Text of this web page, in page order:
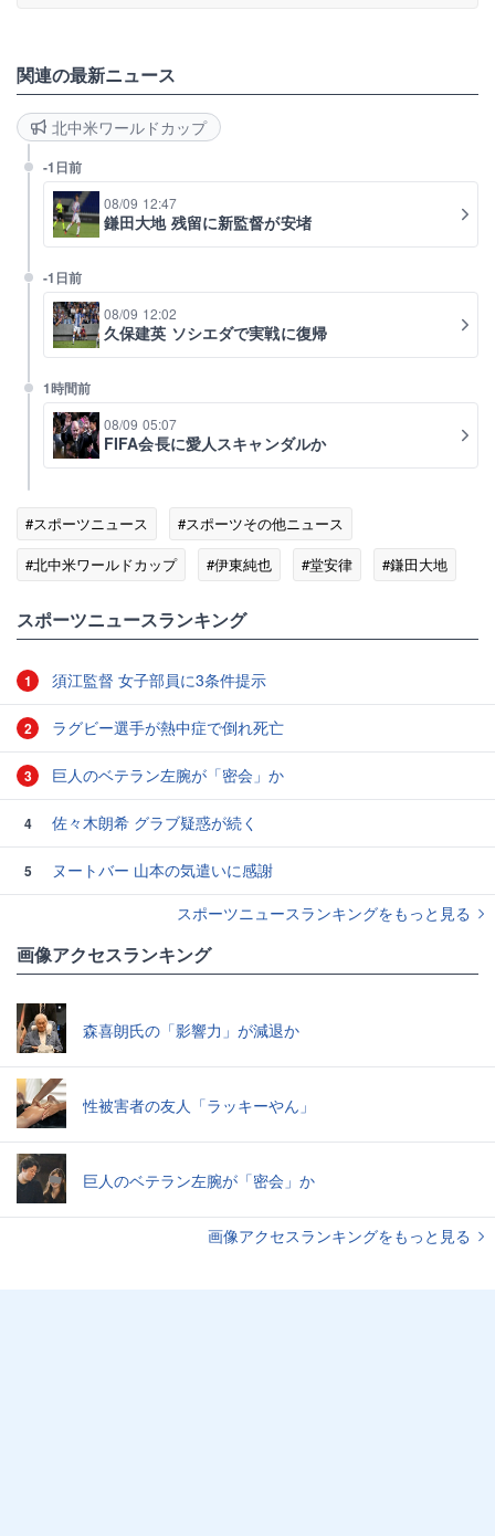
関連の最新ニュース
北中米ワールドカップ
-1日前
08/09 12:47
鎌田大地 残留に新監督が安堵
-1日前
08/09 12:02
久保建英 ソシエダで実戦に復帰
1時間前
08/09 05:07
FIFA会長に愛人スキャンダルか
#スポーツニュース
#スポーツその他ニュース
#北中米ワールドカップ
#伊東純也 #堂安律
#鎌田大地
スポーツニュースランキング
1 須江監督 女子部員に3条件提示
2 ラグビー選手が熱中症で倒れ死亡
3 巨人のベテラン左腕が「密会」か
4 佐々木朗希 グラブ疑惑が続く
5
ヌートバー 山本の気遣いに感謝
スポーツニュースランキングをもっと見る
画像アクセスランキング
森喜朗氏の「影響力」が減退か
性被害者の友人「ラッキーやん」
巨人のベテラン左腕が「密会」か
画像アクセスランキングをもっと見る